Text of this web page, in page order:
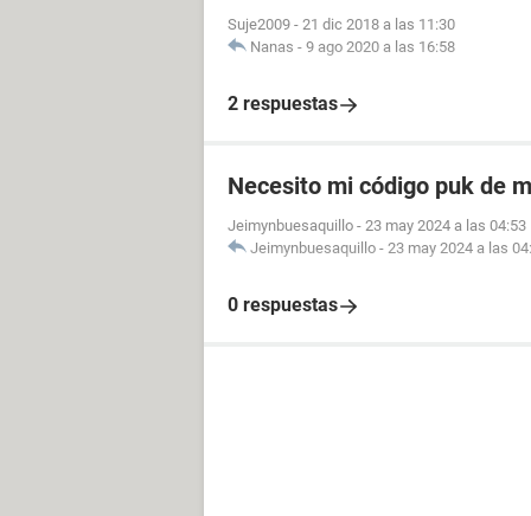
Suje2009 - 21 dic 2018 a las 11:30
Nanas - 9 ago 2020 a las 16:58
2 respuestas
Necesito mi código puk de
Jeimynbuesaquillo - 23 may 2024 a las 04:53
Jeimynbuesaquillo - 23 may 2024 a las
0 respuestas